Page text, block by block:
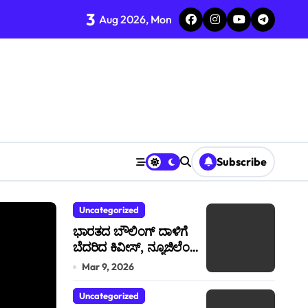
3 Aug 2026, Mon
Subscribe
Uncategorized
Uncategorized
ಭಾರತದ ಬೌಲಿಂಗ್ ದಾಳಿಗೆ
ಬೆದರಿದ ಕಿವೀಸ್, ನ್ಯೂಜಿಲೆಂಡ್
ತಂಡದ ಕನಸು ಪೀಸ್ ಪೀಸ್!
Mar 9, 2026
Uncategorized